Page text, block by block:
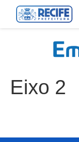
Eixo 2